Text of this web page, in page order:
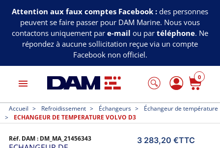
Attention aux faux comptes Facebook : des personnes
peuvent se faire passer pour DAM Marine. Nous vous
contactons uniquement par e-mail ou par téléphone. Ne
répondez à aucune sollicitation reçue via un compte
Facebook non officiel.
menu
0
Accueil Refroidissement Échangeurs
Échangeur de température
ECHANGEUR DE TEMPERATURE VOLVO D3
Réf. DAM : DM_MA_21456343 3 283,20 €TTC